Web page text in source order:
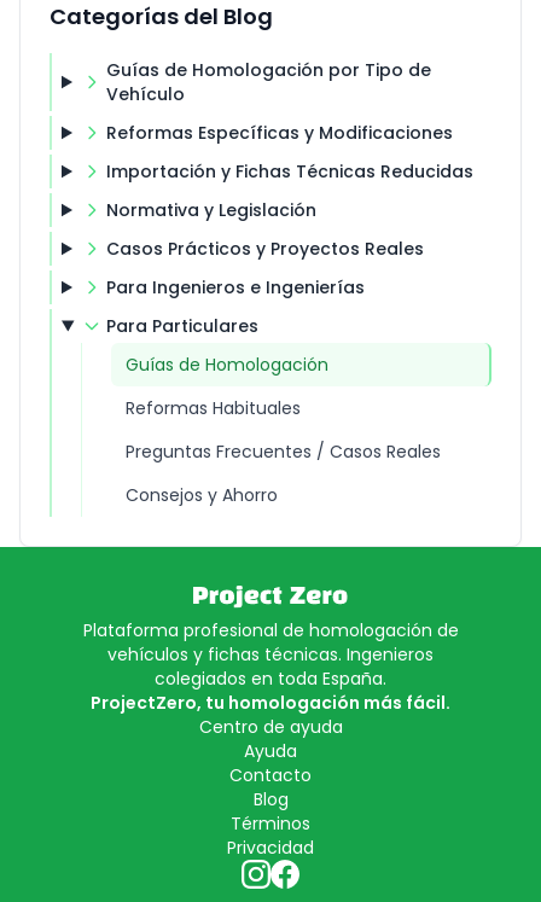
Categorías del Blog
Guías de Homologación por Tipo de
Vehículo
Reformas Específicas y Modificaciones
Importación y Fichas Técnicas Reducidas
Normativa y Legislación
Casos Prácticos y Proyectos Reales
Para Ingenieros e Ingenierías
Para Particulares
Guías de Homologación
Reformas Habituales
Preguntas Frecuentes / Casos Reales
Consejos y Ahorro
Plataforma profesional de homologación de
vehículos y fichas técnicas. Ingenieros
colegiados en toda España.
ProjectZero, tu homologación más fácil.
Centro de ayuda
Ayuda
Contacto
Blog
Términos
Privacidad